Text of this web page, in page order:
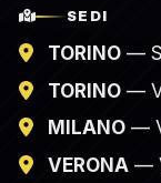
SEDI
TORINO —
TORINO —
MILANO —
VERONA —